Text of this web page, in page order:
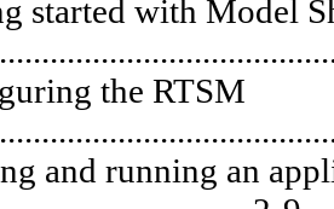
started with Model
the RTSM
and running an